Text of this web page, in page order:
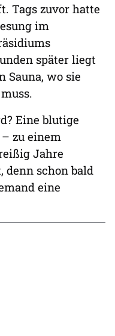
Tags zuvor hatte
im
später liegt
Sauna, wo sie
Eine blutige
zu einem
Jahre
denn schon bald
eine